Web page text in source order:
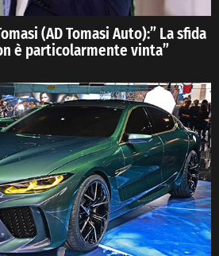
(AD Tomasi Auto):” La sfida
è particolarmente vinta”